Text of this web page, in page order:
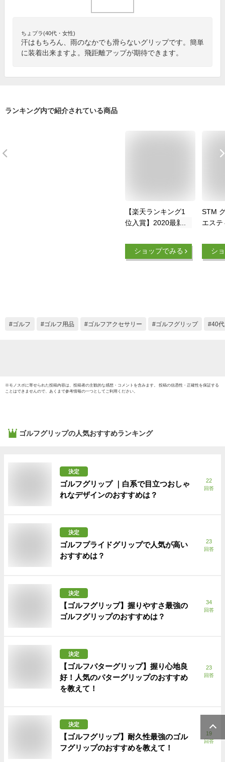
ちょプラ(40代・女性)
汗はもちろん、雨のなかでも滑らないグリップです。簡単
に装着出来ますよ。飛距離アップが期待できます。
ランキング内で紹介されている商品
【楽天ランキング1
位入賞】2020最新ゴ
クラブグリップ ゴル
フクラブ用パーツ 滑
ショップでみる
STM
エステ
減 フ
に強
シ
ゴルフ ゴルフ用品 ゴルフアクセサリー ゴルフグリップ 40
※モノスポに寄せられた投稿内容は、投稿者の主観的な感想・コメントを含みます。 投稿の信憑性・正確性を保証する
ことはできませんので、あくまで参考情報の一つとしてご利用ください。
ゴルフグリップの人気おすすめランキング
決定
ゴルフグリップ ｜白系で目立つおしゃ
れなデザインのおすすめは？
22
回答
決定
ゴルフプライドグリップで人気が高い
おすすめは？
23
回答
決定
【ゴルフグリップ】握りやすさ最強の
ゴルフグリップのおすすめは？
34
回答
決定
【ゴルフパターグリップ】握り心地良
好！人気のパターグリップのおすすめ
を教えて！
23
回答
決定
【ゴルフグリップ】耐久性最強のゴル
フグリップのおすすめを教えて！
19
回答